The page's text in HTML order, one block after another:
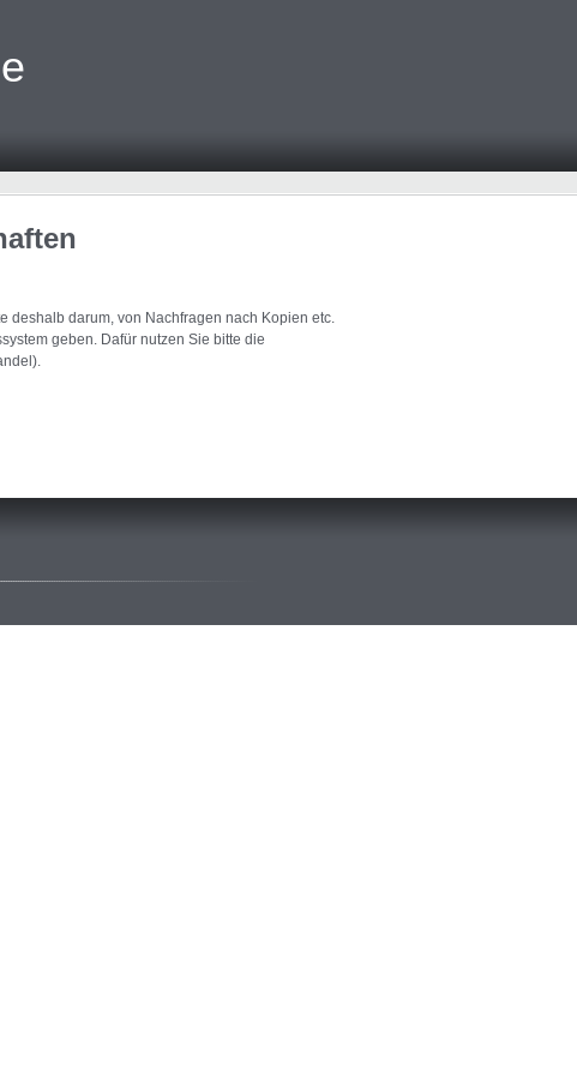
deshalb darum, von Nachfragen nach Kopien etc.
geben. Dafür nutzen Sie bitte die